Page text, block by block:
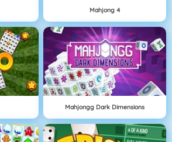
Mahjong 4
Mahjongg Dark Dimensions